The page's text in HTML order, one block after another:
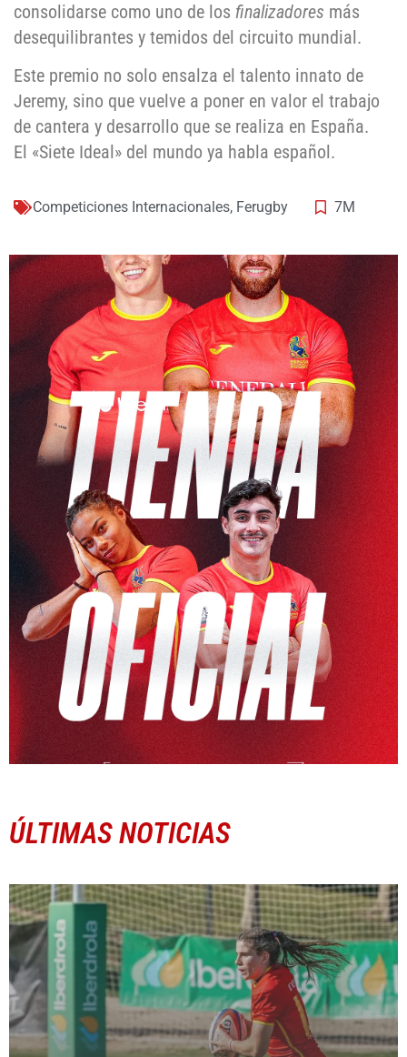
consolidarse como uno de los finalizadores más
desequilibrantes y temidos del circuito mundial.
Este premio no solo ensalza el talento innato de
Jeremy, sino que vuelve a poner en valor el trabajo
de cantera y desarrollo que se realiza en España.
El «Siete Ideal» del mundo ya habla español.
Competiciones Internacionales, Ferugby 7M
ÚLTIMAS NOTICIAS